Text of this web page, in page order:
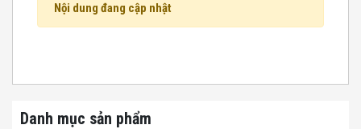
Nội dung đang cập nhật
Danh mục sản phẩm